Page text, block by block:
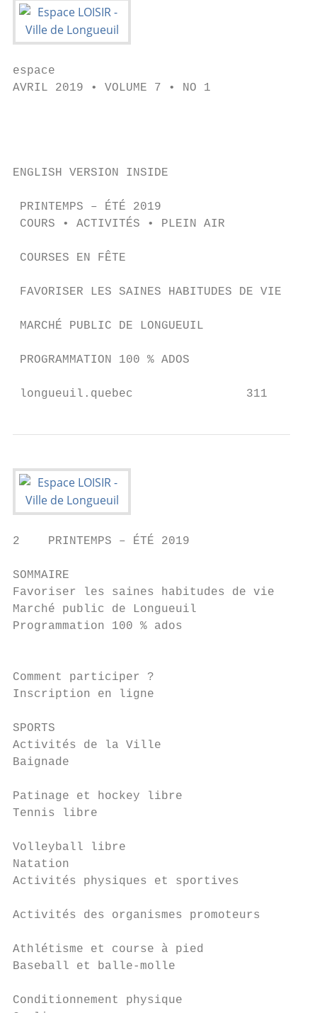
espace
AVRIL 2019 • VOLUME 7 • NO 1
ENGLISH VERSION INSIDE
PRINTEMPS – ÉTÉ 2019
COURS • ACTIVITÉS • PLEIN AIR
COURSES EN FÊTE                         4
FAVORISER LES SAINES HABITUDES DE VIE   4
MARCHÉ PUBLIC DE LONGUEUIL              10
PROGRAMMATION 100 % ADOS                11
longueuil.quebec                311
2    PRINTEMPS – ÉTÉ 2019
SOMMAIRE
Favoriser les saines habitudes de
Marché public de Longueuil
Programmation 100 % ados
Comment participer ?
Inscription en ligne
SPORTS
Activités de la Ville
Baignade
Patinage et hockey libre
Tennis libre
Volleyball libre
Natation
Activités physiques et sportives
Activités des organismes promoteurs
Athlétisme et course à pied
Baseball et balle-molle
Conditionnement physique